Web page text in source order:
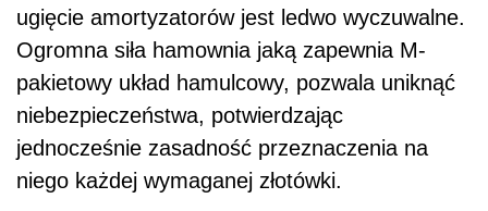
ugięcie amortyzatorów jest ledwo wyczuwalne.
Ogromna siła hamownia jaką zapewnia M-
pakietowy układ hamulcowy, pozwala uniknąć
niebezpieczeństwa, potwierdzając
jednocześnie zasadność przeznaczenia na
niego każdej wymaganej złotówki.